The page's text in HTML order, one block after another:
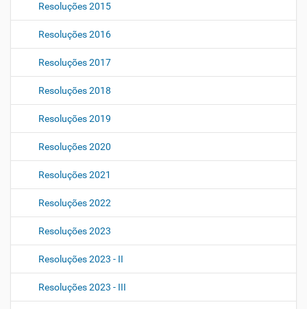
Resoluções 2015
Resoluções 2016
Resoluções 2017
Resoluções 2018
Resoluções 2019
Resoluções 2020
Resoluções 2021
Resoluções 2022
Resoluções 2023
Resoluções 2023 - II
Resoluções 2023 - III